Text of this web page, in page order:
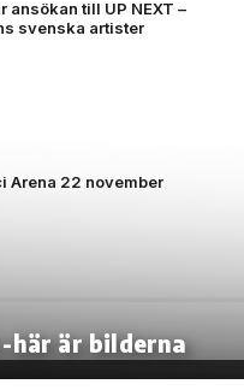
ansökan till UP NEXT –
svenska artister
Arena 22 november
här är bilderna